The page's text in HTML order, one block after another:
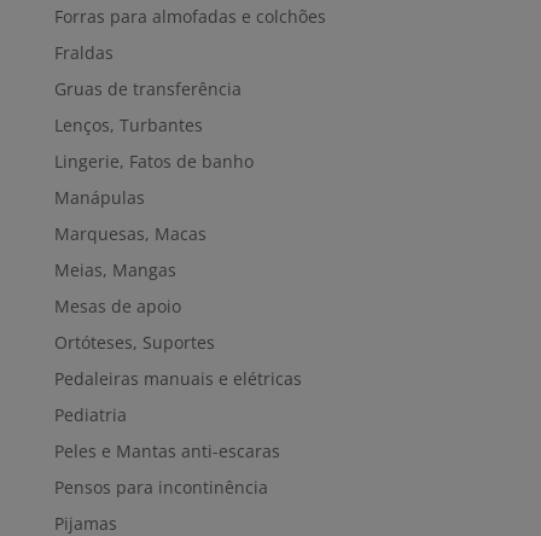
Forras para almofadas e colchões
Fraldas
Gruas de transferência
Lenços, Turbantes
Lingerie, Fatos de banho
Manápulas
Marquesas, Macas
Meias, Mangas
Mesas de apoio
Ortóteses, Suportes
Pedaleiras manuais e elétricas
Pediatria
Peles e Mantas anti-escaras
Pensos para incontinência
Pijamas